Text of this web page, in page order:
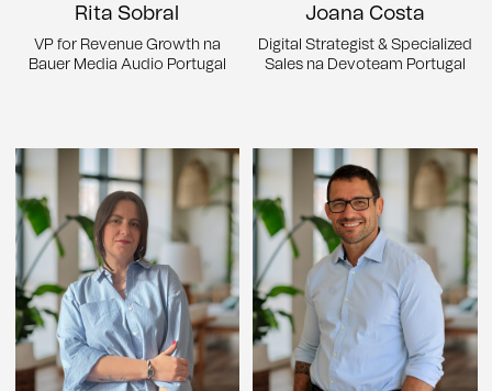
Rita Sobral
VP for Revenue Growth na
Bauer Media Audio Portugal
Joana Costa
Digital Strategist & Specialized
Sales na Devoteam Portugal